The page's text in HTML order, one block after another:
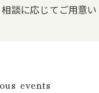
談に応じてご用意い
events